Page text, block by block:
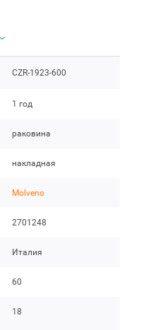
CZR-1923-600
1 год
раковина
накладная
Molveno
2701248
Италия
60
18